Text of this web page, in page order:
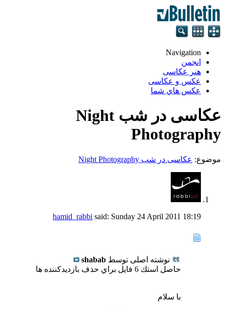
Navigation
انجمن
هنر عکاسی
عکس و عکاسی
عكس هاي شما
عکاسی در شب Night
Photography
موضوع: عکاسی در شب Night Photography
hamid_rabbi said: Sunday 24 April 2011 18:19
نوشته اصلی توسط shabab
حاصل استك 6 فايل براي حذف بازديدكننده ها
با سلام